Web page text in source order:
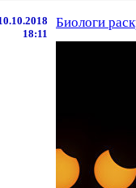
18:11
Биологи